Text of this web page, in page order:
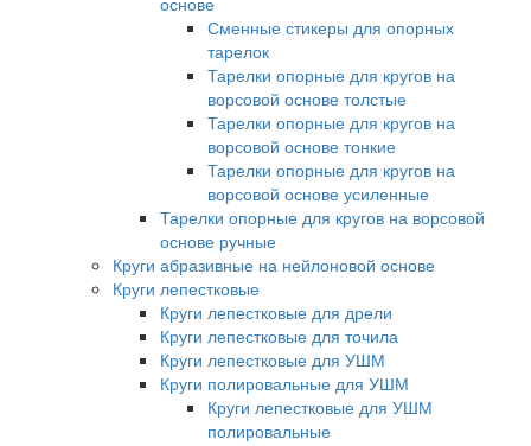
Сменные стикеры для опорных
тарелок
Тарелки опорные для кругов на
ворсовой основе толстые
Тарелки опорные для кругов на
ворсовой основе тонкие
Тарелки опорные для кругов на
ворсовой основе усиленные
Тарелки опорные для кругов на ворсовой
основе ручные
Круги абразивные на нейлоновой основе
Круги лепестковые
Круги лепестковые для дрели
Круги лепестковые для точила
Круги лепестковые для УШМ
Круги полировальные для УШМ
Круги лепестковые для УШМ
полировальные